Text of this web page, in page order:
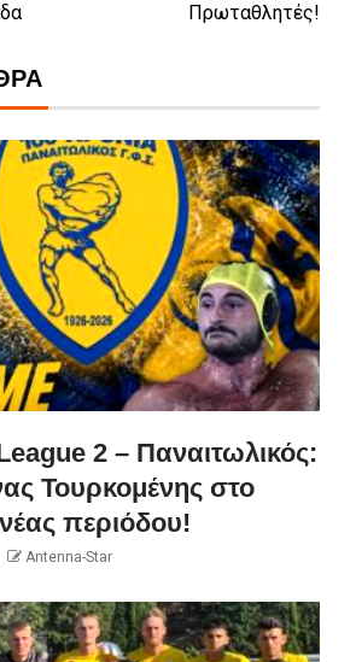
Πρωταθλητές!
2 – Παναιτωλικός:
Τουρκομένης στο
περιόδου!
Antenna-Star